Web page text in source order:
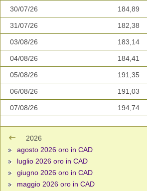
30/07/26 184,89
31/07/26 182,38
03/08/26 183,14
04/08/26 184,41
05/08/26 191,35
06/08/26 191,03
07/08/26 194,74
2026
agosto 2026 oro in CAD
luglio 2026 oro in CAD
giugno 2026 oro in CAD
maggio 2026 oro in CAD